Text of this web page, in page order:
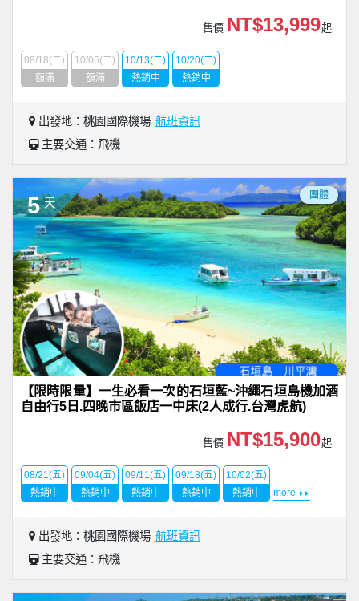
售價 NT$13,999起
08/18(二)
額滿
10/06(二)
額滿
10/13(二)
熱銷中
10/20(二)
熱銷中
出發地：桃園國際機場 航班資訊
主要交通：飛機
5 天
團體
【限時限量】一生必看一次的石垣藍~沖繩石垣島機加酒
自由行5日.四晚市區飯店一中床(2人成行.台灣虎航)
售價 NT$15,900起
08/21(五)
熱銷中
09/04(五)
熱銷中
09/11(五)
熱銷中
09/18(五)
熱銷中
10/02(五)
熱銷中
more
出發地：桃園國際機場 航班資訊
主要交通：飛機